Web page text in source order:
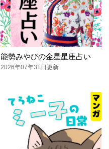
能勢みやびの金星星座占い
2026年07年31日更新